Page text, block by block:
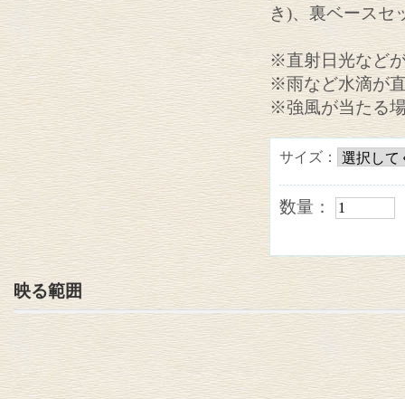
き)、裏ベースセ
※直射日光など
※雨など水滴が
※強風が当たる
サイズ：
数量：
映る範囲